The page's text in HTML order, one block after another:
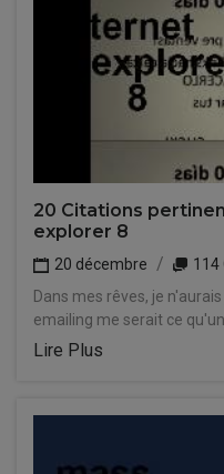
20 Citations
explorer 8
20 décembre
114
Dans mes rêves, je
emailing me serait ce
Lire Plus